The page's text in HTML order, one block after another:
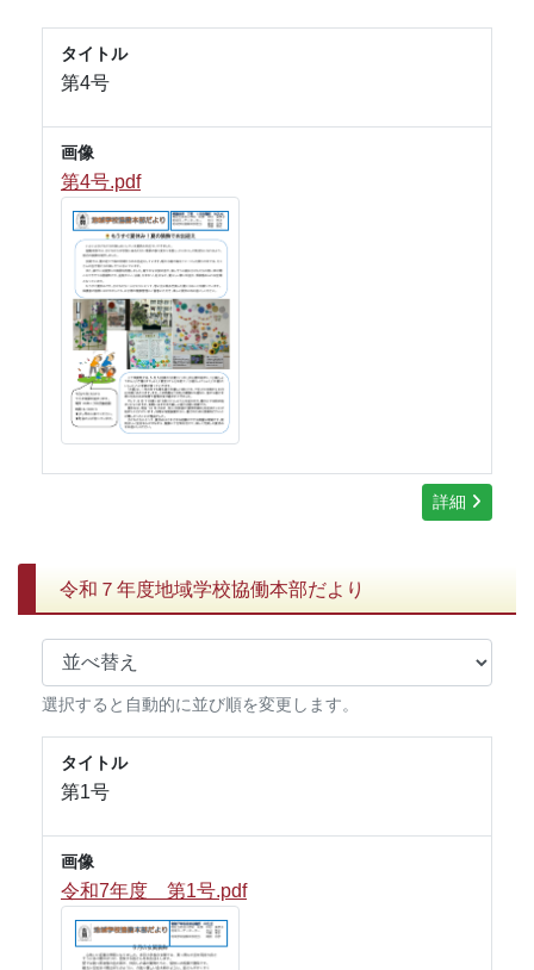
タイトル
第4号
画像
第4号.pdf
詳細
令和７年度地域学校協働本部だより
選択すると自動的に並び順を変更します。
タイトル
第1号
画像
令和7年度 第1号.pdf